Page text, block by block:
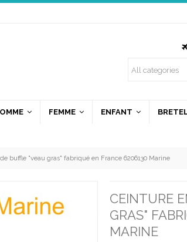
Nous utilisons
pour améliorer votre
ciblées, pour
la provenance de nos
FEMME ENFANT
buffle "veau gras" fabriqué en France 6206130 Marine
CEINTURE
GRAS"
MARINE